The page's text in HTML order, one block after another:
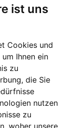
ist uns
Cookies und
Ihnen ein
zu
die Sie
nutzen
zu
woher unsere
|Cookies